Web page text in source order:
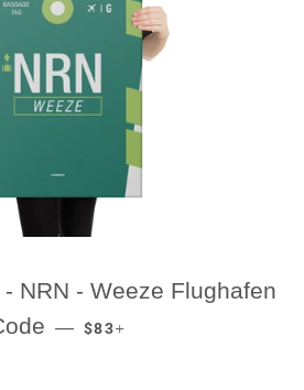
NRN - Weeze Flughafen
— REGULAR PRICE
$83